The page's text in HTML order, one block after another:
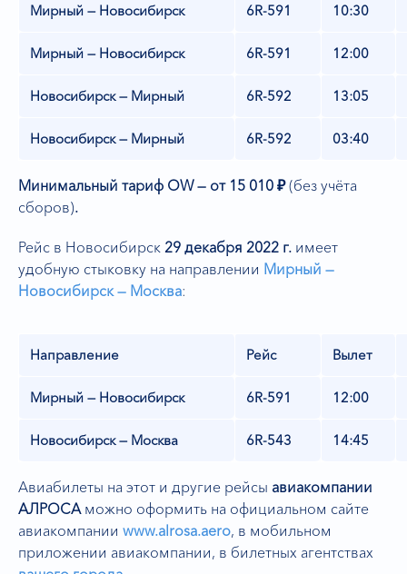
Мирный — Новосибирск 6R-591 10:30
Мирный — Новосибирск 6R-591 12:00
Новосибирск — Мирный 6R-592 13:05
Новосибирск — Мирный 6R-592 03:40
Минимальный тариф OW — от 15 010 ₽(без учёта
сборов).
Рейс в Новосибирск 29 декабря 2022 г. имеет
удобную стыковку на направлении Мирный —
Новосибирск — Москва:
Направление Рейс Вылет
Мирный — Новосибирск 6R-591 12:00
Новосибирск — Москва 6R-543 14:45
Авиабилеты на этот и другие рейсы авиакомпании
АЛРОСА можно оформить на официальном сайте
авиакомпании www.alrosa.aero, в мобильном
приложении авиакомпании, в билетных агентствах